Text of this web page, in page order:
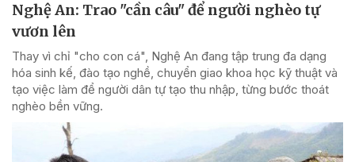
Nghệ An: Trao "cần câu" để người nghèo tự
vươn lên
Thay vì chỉ "cho con cá", Nghệ An đang tập trung đa dạng
hóa sinh kế, đào tạo nghề, chuyển giao khoa học kỹ thuật và
tạo việc làm để người dân tự tạo thu nhập, từng bước thoát
nghèo bền vững.